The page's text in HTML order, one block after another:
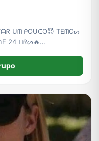
͏ᑌ͏ᗰ ͏ᑭ͏O͏ᑌ͏ᑕ͏O😈 ͏T͏E͏ᗰ͏O͏ᔕ
24 ͏ᕼ͏ᖇ͏ᔕ🔥